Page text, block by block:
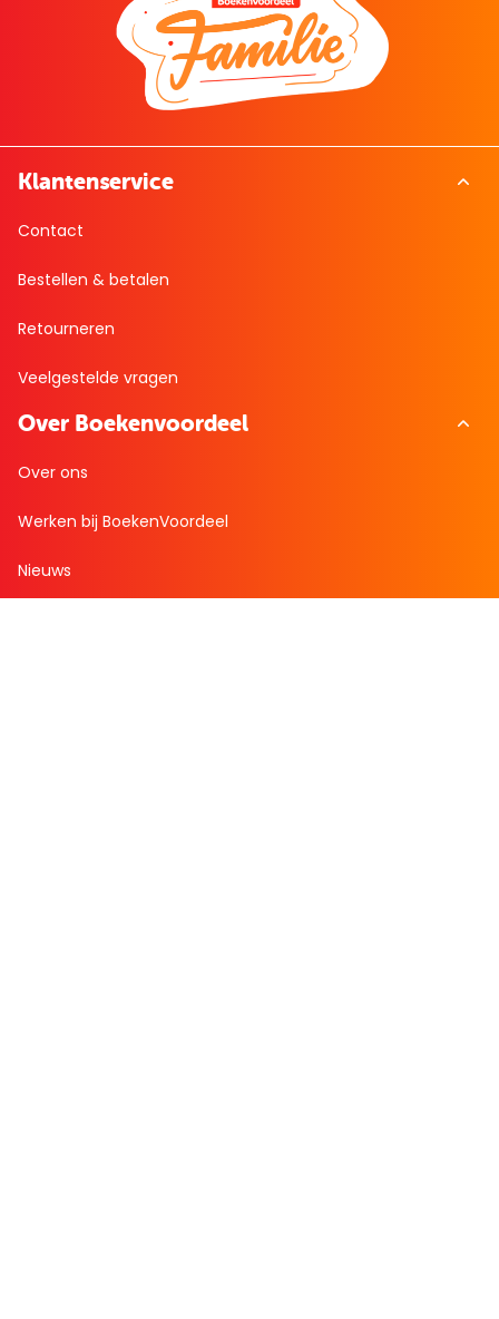
Klantenservice
Contact
Bestellen & betalen
Retourneren
Veelgestelde vragen
Over Boekenvoordeel
Over ons
Werken bij BoekenVoordeel
Nieuws